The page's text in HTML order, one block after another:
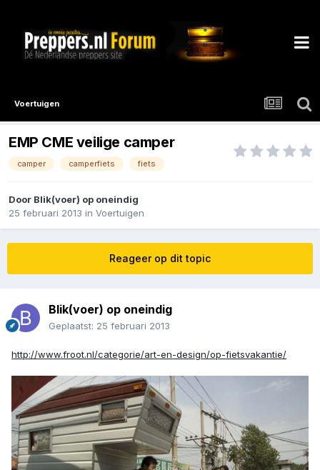
Voertuigen
EMP CME veilige camper
camper camperfiets fiets
Door Blik(voer) op oneindig
25 februari 2013 in Voertuigen
Reageer op dit topic
Blik(voer) op oneindig
Geplaatst: 25 februari 2013
http://www.froot.nl/categorie/art-en-design/op-fietsvakantie/